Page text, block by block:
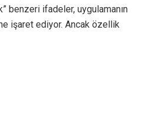
benzeri ifadeler, uygulamanın
işaret ediyor. Ancak özellik